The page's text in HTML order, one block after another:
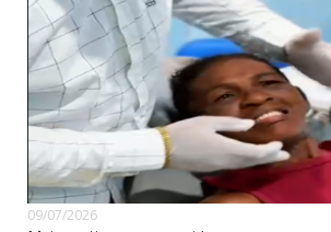
09/07/2026